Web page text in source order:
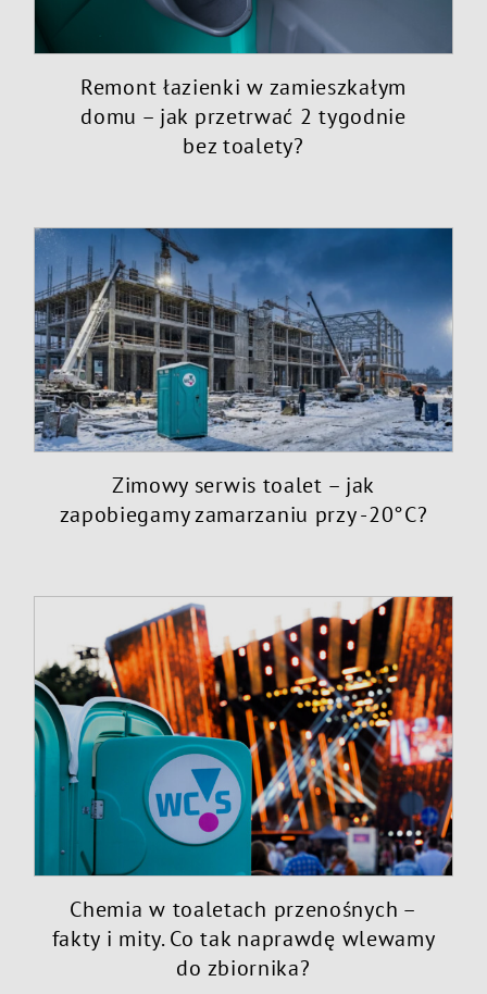
Remont łazienki w zamieszkałym
domu – jak przetrwać 2 tygodnie
bez toalety?
Zimowy serwis toalet – jak
zapobiegamy zamarzaniu przy -20°C?
Chemia w toaletach przenośnych –
fakty i mity. Co tak naprawdę wlewamy
do zbiornika?